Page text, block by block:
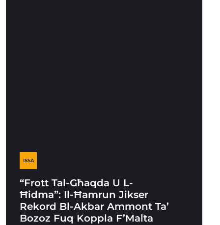
ISSA
“Frott Tal-Għaqda U L-
Ħidma”: Il-Ħamrun Jikser
Rekord Bl-Akbar Ammont Ta’
Bozoz Fuq Koppla F’Malta